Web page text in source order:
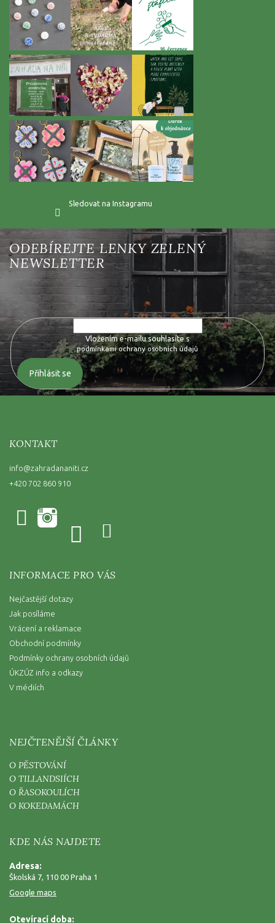
Sledovat na Instagramu
Vložte svůj e-mail a my vám budeme zasílat informace o nových
produktech na našem e-shopu.
Vložením e-mailu souhlasíte s
podmínkami ochrany osobních údajů
Přihlásit se
KONTAKT
info@zahradananiti.cz
+420 702 860 910
INFORMACE PRO VÁS
Nejčastější dotazy
Jak posíláme
Vrácení a reklamace
Obchodní podmínky
Podmínky ochrany osobních údajů
ÚKZÚZ info a odkazy
V médiích
NEJČTENĚJŠÍ ČLÁNKY
O PĚSTOVÁNÍ
O TILLANDSIÍCH
O ŘASOKOULÍCH
O KOKEDAMÁCH
KDE NÁS NAJDETE
Adresa:
Školská 7, 110 00 Praha 1
Google maps
Otevírací doba: